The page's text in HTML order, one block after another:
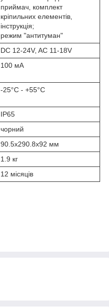
приймач, комплект
кріпильних елементів,
інструкція;
режим "антитуман"
DC 12-24V, AC 11-18V
100 мA
-25°C - +55°C
IP65
чорний
90.5х290.8х92 мм
1.9 кг
12 місяців